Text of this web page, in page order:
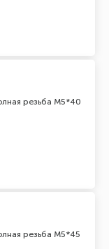
резьба М5*40
резьба М5*45